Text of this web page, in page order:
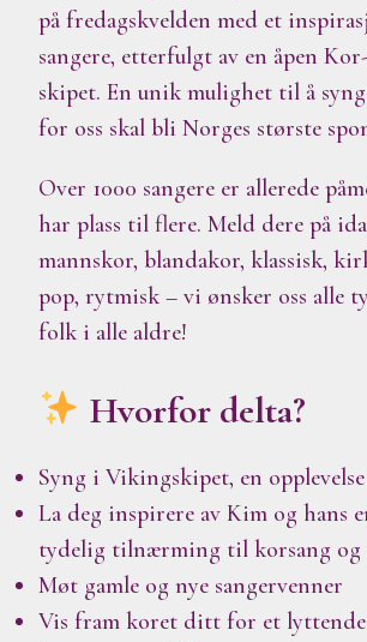
på fredagskvelden med et
sangere, etterfulgt av en åpen
skipet. En unik mulighet til å
for oss skal bli Norges største
Over 1000 sangere er allerede
har plass til flere. Meld dere på
mannskor, blandakor, klassisk,
pop, rytmisk – vi ønsker oss alle
folk i alle aldre!
Hvorfor delta?
Syng i Vikingskipet, en
La deg inspirere av Kim og hans
tydelig tilnærming til korsang og
Møt gamle og nye sangervenner
Vis fram koret ditt for et